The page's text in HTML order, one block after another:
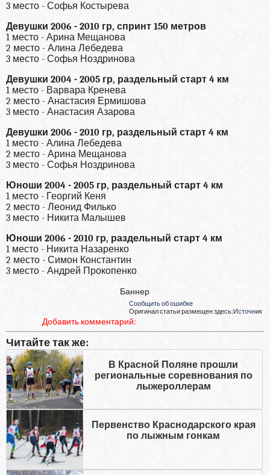
3 место - Софья Костырева
Девушки 2006 - 2010 гр, спринт 150 метров
1 место - Арина Мещанова
2 место - Алина Лебедева
3 место - Софья Ноздринова
Девушки 2004 - 2005 гр, раздельный старт 4 км
1 место - Варвара Кренева
2 место - Анастасия Ермишова
3 место - Анастасия Азарова
Девушки 2006 - 2010 гр, раздельный старт 4 км
1 место - Алина Лебедева
2 место - Арина Мещанова
3 место - Софья Ноздринова
Юноши 2004 - 2005 гр, раздельный старт 4 км
1 место - Георгий Кеня
2 место - Леонид Филько
3 место - Никита Малышев
Юноши 2006 - 2010 гр, раздельный старт 4 км
1 место - Никита Назаренко
2 место - Симон Константин
3 место - Андрей Прокопенко
Баннер
Сообщить об ошибке
Оригинал статьи размещен здесь:Источник
Добавить комментарий:
Читайте так же:
В Красной Поляне прошли
региональные соревнования по
лыжероллерам
Первенство Краснодарского края
по лыжным гонкам